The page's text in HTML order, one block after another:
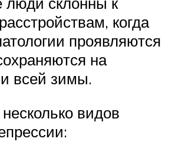
когда
проявляются
на
всей зимы.
видов